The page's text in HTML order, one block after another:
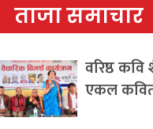
ताजा समाचार
वरिष्ठ
एकल